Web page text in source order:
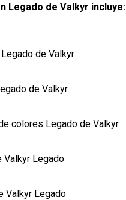
Legado de Valkyr incluye:
de Valkyr
de Valkyr
colores Legado de Valkyr
Valkyr Legado
Valkyr Legado